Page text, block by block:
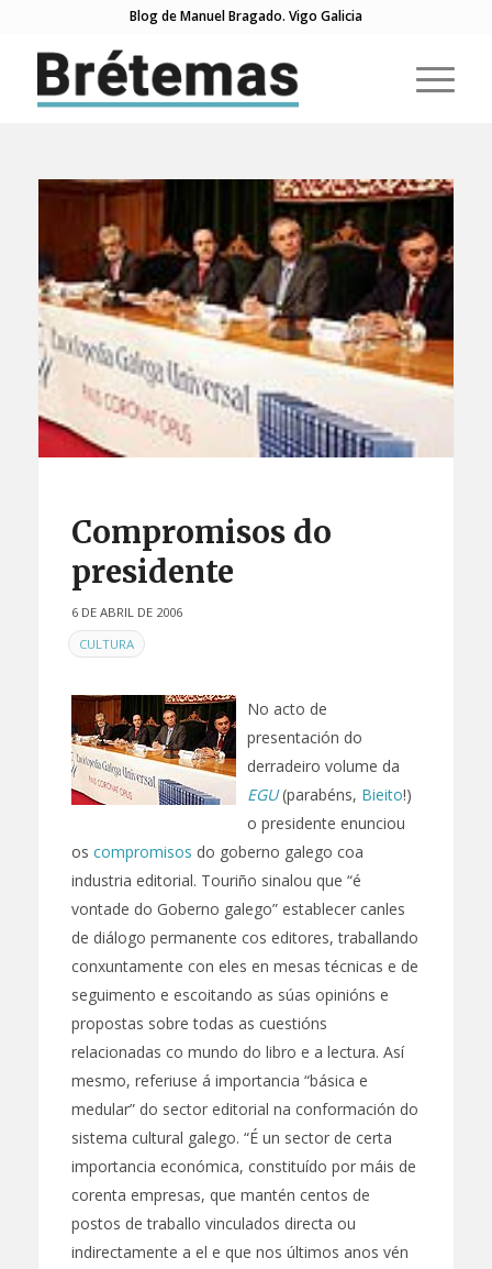
Blog de Manuel Bragado. Vigo Galicia
Compromisos do
presidente
6 DE ABRIL DE 2006
EN CULTURA
No acto de
presentación do
derradeiro volume da
EGU(parabéns, Bieito!)
o presidente enunciou
os compromisos do goberno galego coa
industria editorial. Touriño sinalou que “é
vontade do Goberno galego” establecer canles
de diálogo permanente cos editores, traballando
conxuntamente con eles en mesas técnicas e de
seguimento e escoitando as súas opinións e
propostas sobre todas as cuestións
relacionadas co mundo do libro e a lectura. Así
mesmo, referiuse á importancia “básica e
medular” do sector editorial na conformación do
sistema cultural galego. “É un sector de certa
importancia económica, constituído por máis de
corenta empresas, que mantén centos de
postos de traballo vinculados directa ou
indirectamente a el e que nos últimos anos vén